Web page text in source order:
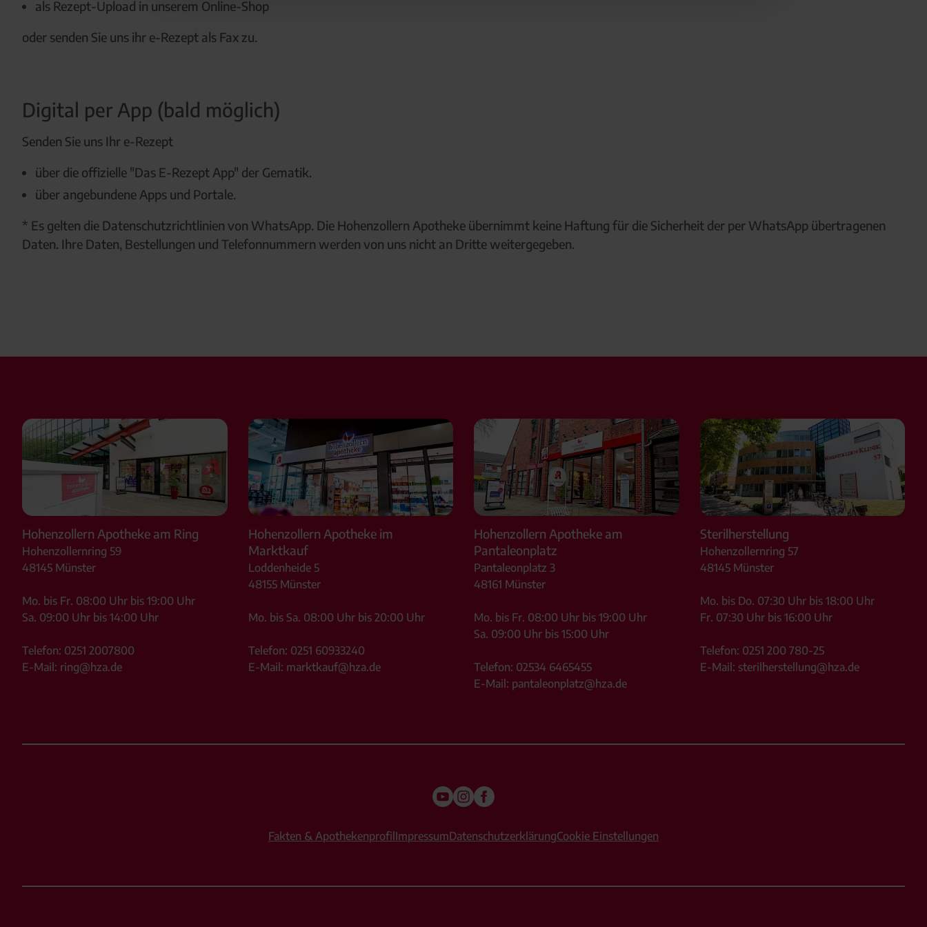
als Rezept-Upload in unserem Online-Shop
oder senden Sie uns ihr e-Rezept als Fax zu.
Digital per App (bald möglich)
Senden Sie uns Ihr e-Rezept
über die offizielle "Das E-Rezept App" der Gematik.
über angebundene Apps und Portale.
* Es gelten die Datenschutzrichtlinien von WhatsApp. Die Hohenzollern Apotheke übernimmt keine Haftung für die Sicherheit der per WhatsApp übertragenen
Daten. Ihre Daten, Bestellungen und Telefonnummern werden von uns nicht an Dritte weitergegeben.
Hohenzollern Apotheke am Ring
Hohenzollernring 59
48145 Münster
Mo. bis Fr. 08:00 Uhr bis 19:00 Uhr
Sa. 09:00 Uhr bis 14:00 Uhr
Telefon: 0251 2007800
E-Mail: ring@hza.de
Hohenzollern Apotheke im
Marktkauf
Loddenheide 5
48155 Münster
Mo. bis Sa. 08:00 Uhr bis 20:00 Uhr
Telefon: 0251 60933240
E-Mail: marktkauf@hza.de
Hohenzollern Apotheke am
Pantaleonplatz
Pantaleonplatz 3
48161 Münster
Mo. bis Fr. 08:00 Uhr bis 19:00 Uhr
Sa. 09:00 Uhr bis 15:00 Uhr
Telefon: 02534 6465455
E-Mail: pantaleonplatz@hza.de
Sterilherstellung
Hohenzollernring 57
48145 Münster
Mo. bis Do. 07:30 Uhr bis 18:00 Uhr
Fr. 07:30 Uhr bis 16:00 Uhr
Telefon: 0251 200 780-25
E-Mail: sterilherstellung@hza.de
Fakten & Apothekenprofil ImpressumDatenschutzerklärungCookie Einstellungen